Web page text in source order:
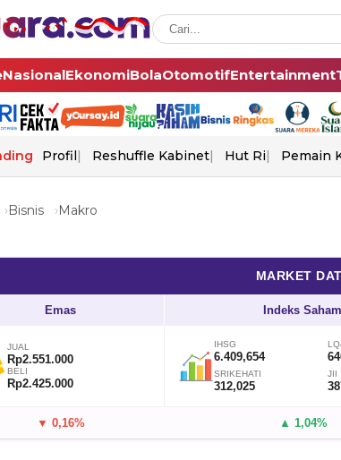
NasionalEkonomiBolaOtomotifEntertainment
Profil Reshuffle Kabinet Hut Ri Pemain
Bisnis Makro
MARKET
Emas Indeks Saham
JUAL
Rp2.551.000
BELI
Rp2.425.000
IHSG
6.409,654
SRIKEHATI
312,025
JII
▼ 0,16% ▲ 1,04%